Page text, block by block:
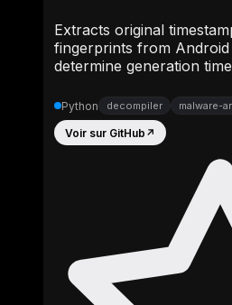
Extracts original
fingerprints from
determine generation
Python decompiler malware-
Voir sur GitHub ↗